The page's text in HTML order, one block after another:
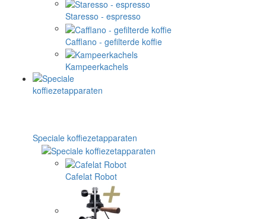
Staresso - espresso
Cafflano - gefilterde koffie
Kampeerkachels
Speciale koffiezetapparaten
Cafelat Robot